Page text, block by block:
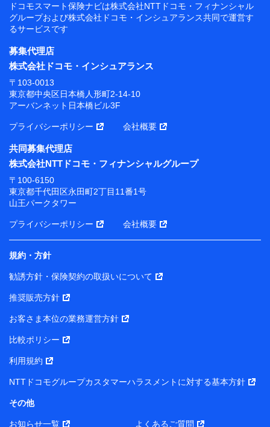
ドコモスマート保険ナビは株式会社NTTドコモ・フィナンシャル
グループおよび株式会社ドコモ・インシュアランス共同で運営す
るサービスです
募集代理店
株式会社ドコモ・インシュアランス
〒103-0013
東京都中央区日本橋人形町2-14-10
アーバンネット日本橋ビル3F
プライバシーポリシー 会社概要
共同募集代理店
株式会社NTTドコモ・フィナンシャルグループ
〒100-6150
東京都千代田区永田町2丁目11番1号
山王パークタワー
プライバシーポリシー 会社概要
規約・方針
勧誘方針・保険契約の取扱いについて
推奨販売方針
お客さま本位の業務運営方針
比較ポリシー
利用規約
NTTドコモグループカスタマーハラスメントに対する基本方針
その他
お知らせ一覧 よくあるご質問